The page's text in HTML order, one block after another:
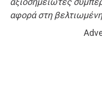
αφορά στη